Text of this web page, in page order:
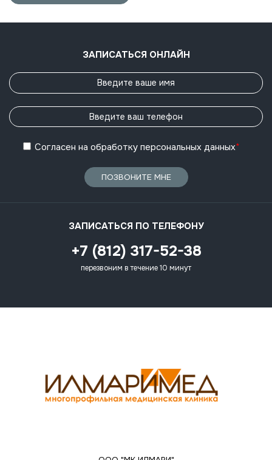
ЗАПИСАТЬСЯ ОНЛАЙН
Согласен на обработку персональных данных*
ПОЗВОНИТЕ МНЕ
ЗАПИСАТЬСЯ ПО ТЕЛЕФОНУ
+7 (812) 317-52-38
перезвоним в течение 10 минут